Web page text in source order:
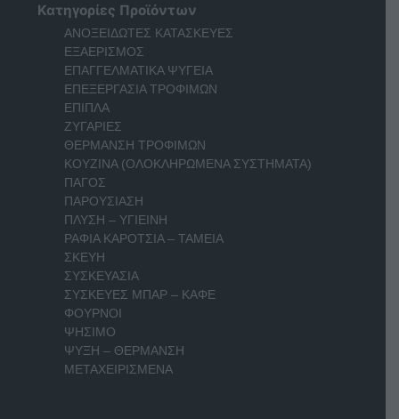
Κατηγορίες Προϊόντων
ΑΝΟΞΕΙΔΩΤΕΣ ΚΑΤΑΣΚΕΥΕΣ
ΕΞΑΕΡΙΣΜΟΣ
ΕΠΑΓΓΕΛΜΑΤΙΚΑ ΨΥΓΕΙΑ
ΕΠΕΞΕΡΓΑΣΙΑ ΤΡΟΦΙΜΩΝ
ΕΠΙΠΛΑ
ΖΥΓΑΡΙΕΣ
ΘΕΡΜΑΝΣΗ ΤΡΟΦΙΜΩΝ
ΚΟΥΖΙΝΑ (ΟΛΟΚΛΗΡΩΜΕΝΑ ΣΥΣΤΗΜΑΤΑ)
ΠΑΓΟΣ
ΠΑΡΟΥΣΙΑΣΗ
ΠΛΥΣΗ – ΥΓΙΕΙΝΗ
ΡΑΦΙΑ ΚΑΡΟΤΣΙΑ – ΤΑΜΕΙΑ
ΣΚΕΥΗ
ΣΥΣΚΕΥΑΣΙΑ
ΣΥΣΚΕΥΕΣ ΜΠΑΡ – ΚΑΦΕ
ΦΟΥΡΝΟΙ
ΨΗΣΙΜΟ
ΨΥΞΗ – ΘΕΡΜΑΝΣΗ
ΜΕΤΑΧΕΙΡΙΣΜΕΝΑ